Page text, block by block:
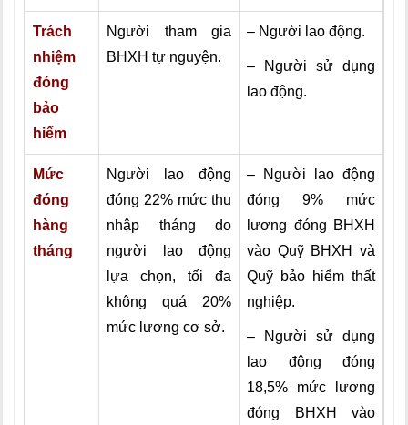
Trách
nhiệm
đóng
bảo
hiểm
Người tham gia
BHXH tự nguyện.
– Người lao động.
– Người sử dụng
lao động.
Mức
đóng
hàng
tháng
Người lao động
đóng 22% mức thu
nhập tháng do
người lao động
lựa chọn, tối đa
không quá 20%
mức lương cơ sở.
– Người lao động
đóng 9% mức
lương đóng BHXH
vào Quỹ BHXH và
Quỹ bảo hiểm thất
nghiệp.
– Người sử dụng
lao động đóng
18,5% mức lương
đóng BHXH vào